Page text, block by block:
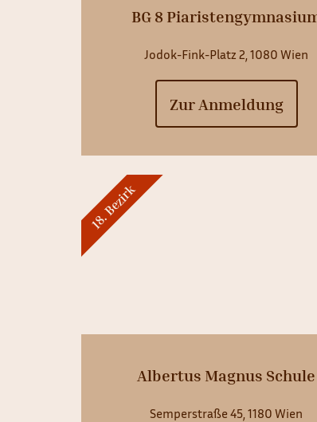
BG 8
Jodok-Fink-Platz 2, 1080 Wien
Zur Anmeldung
Albertus Magnus Schule
Semperstraße 45, 1180 Wien
18. Bezirk